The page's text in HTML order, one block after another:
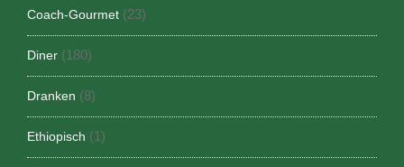
Coach-Gourmet (23)
Diner (180)
Dranken (8)
Ethiopisch (1)